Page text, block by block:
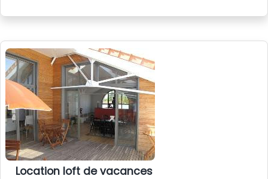
Location loft de vacances